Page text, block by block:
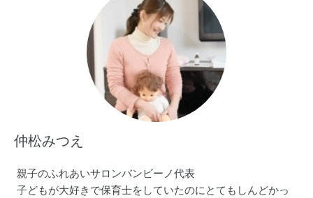
大学卒業後、高齢者福祉施設に勤務
大学の福祉実習に関わる事務
結婚後は主に専業主婦
一般社団法人ぐるり
ホームページ→https://gururizumu.jimdo.com/
Facebook→www.facebook.com/guruguru.gururi/
仲松みつえ
親子のふれあいサロンバンビーノ代表
子どもが大好きで保育士をしていたのにとてもしんどかっ